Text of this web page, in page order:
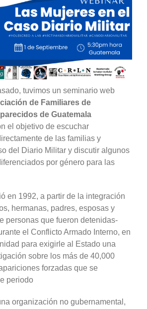
tuvimos un seminario web
de Familiares de
de Guatemala
el objetivo de escuchar
de las familias y
del Diario Militar y discutir algunos
por género para las
en 1992, a partir de la integración
hermanas, padres, esposas y
personas que fueron detenidas-
el Conflicto Armado Interno, en
para exigirle al Estado una
sobre los más de 40,000
forzadas que se
periodo
organización no gubernamental,